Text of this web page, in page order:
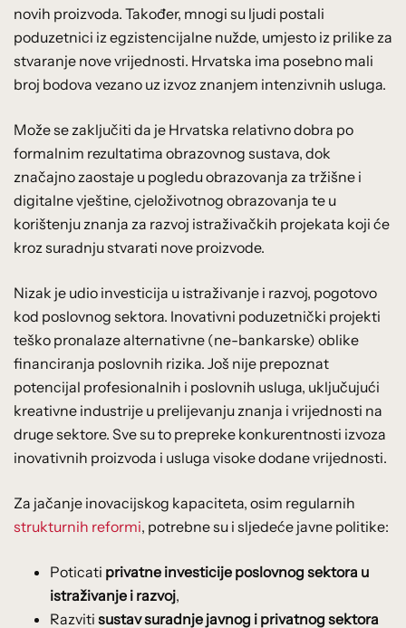
novih proizvoda. Također, mnogi su ljudi postali
poduzetnici iz egzistencijalne nužde, umjesto iz prilike za
stvaranje nove vrijednosti. Hrvatska ima posebno mali
broj bodova vezano uz izvoz znanjem intenzivnih usluga.
Može se zaključiti da je Hrvatska relativno dobra po
formalnim rezultatima obrazovnog sustava, dok
značajno zaostaje u pogledu obrazovanja za tržišne i
digitalne vještine, cjeloživotnog obrazovanja te u
korištenju znanja za razvoj istraživačkih projekata koji će
kroz suradnju stvarati nove proizvode.
Nizak je udio investicija u istraživanje i razvoj, pogotovo
kod poslovnog sektora. Inovativni poduzetnički projekti
teško pronalaze alternativne (ne-bankarske) oblike
financiranja poslovnih rizika. Još nije prepoznat
potencijal profesionalnih i poslovnih usluga, uključujući
kreativne industrije u prelijevanju znanja i vrijednosti na
druge sektore. Sve su to prepreke konkurentnosti izvoza
inovativnih proizvoda i usluga visoke dodane vrijednosti.
Za jačanje inovacijskog kapaciteta, osim regularnih
strukturnih reformi, potrebne su i sljedeće javne politike:
Poticati privatne investicije poslovnog sektora u
istraživanje i razvoj,
Razviti sustav suradnje javnog i privatnog sektora